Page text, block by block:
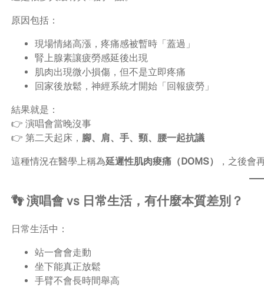
原因包括：
現場情緒高漲，疼痛感被暫時「蓋過」
腎上腺素讓疲勞感延後出現
肌肉出現微小損傷，但不是立即疼痛
回家後放鬆，神經系統才開始「回報疲勞」
結果就是：
👉 演唱會當晚沒事
👉 第二天起床， 腳、肩、手、頸、腰一起抗議
這種情況在醫學上稱為延遲性肌肉痠痛（DOMS） ，之後會
👣 演唱會 vs 日常生活，有什麼本質差別？
日常生活中：
站一會會走動
坐下能真正放鬆
手臂不會長時間舉高